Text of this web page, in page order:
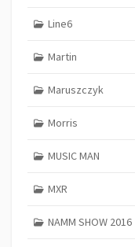
Line6
Martin
Maruszczyk
Morris
MUSIC MAN
MXR
NAMM SHOW 2016